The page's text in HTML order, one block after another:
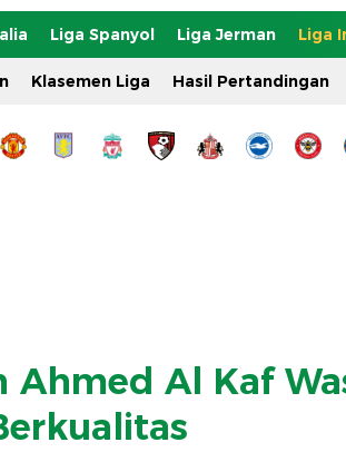
Liga Spanyol Liga Jerman Liga
Klasemen Liga Hasil Pertandingan
Ahmed Al Kaf